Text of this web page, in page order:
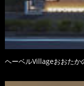
ヘーベルVillageおおたか